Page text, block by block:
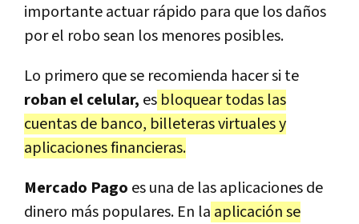
importante actuar rápido para que los daños
por el robo sean los menores posibles.
Lo primero que se recomienda hacer si te
roban el celular, es bloquear todas las
cuentas de banco, billeteras virtuales y
aplicaciones financieras.
Mercado Pago es una de las aplicaciones de
dinero más populares. En la aplicación se